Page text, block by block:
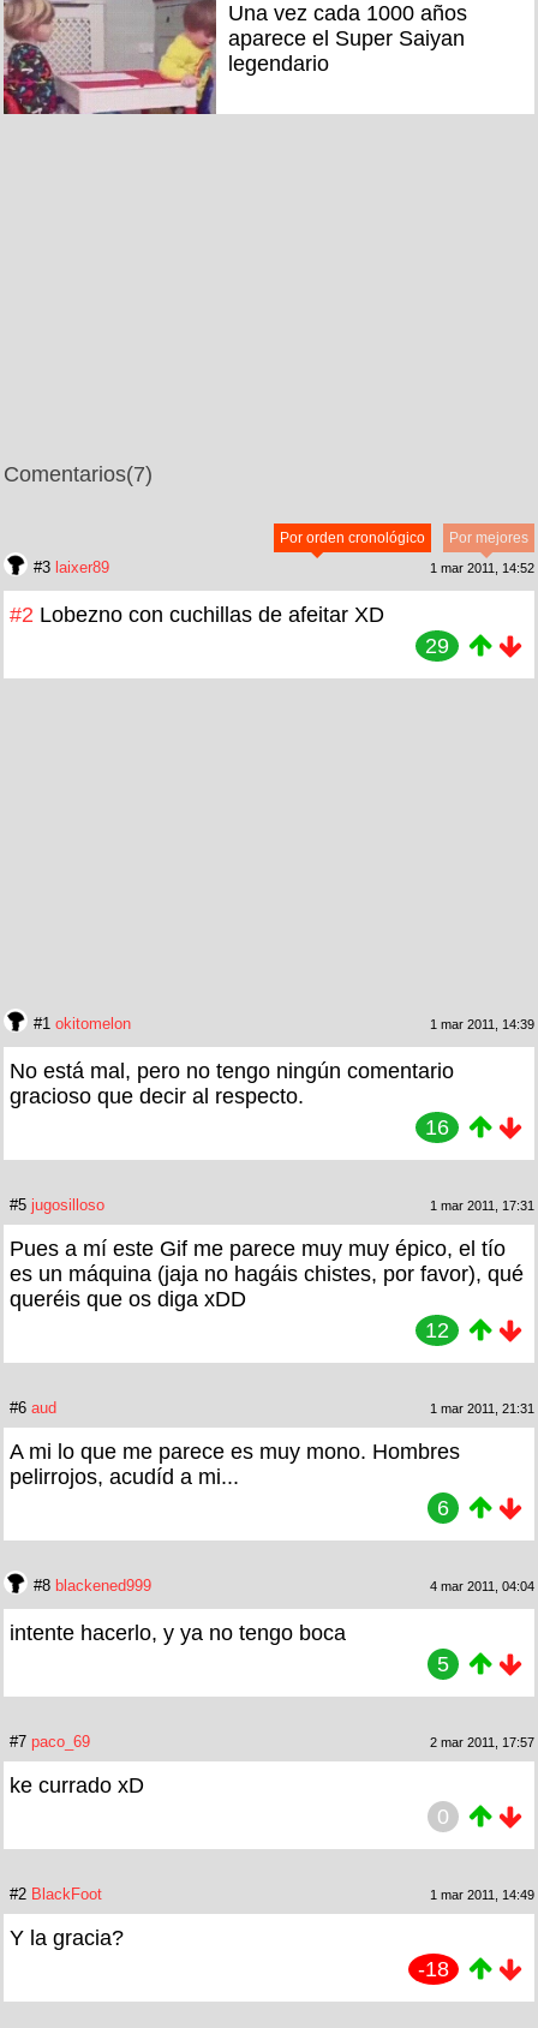
Una vez cada 1000 años
aparece el Super Saiyan
legendario
Comentarios(7)
Por mejores
Por orden cronológico
#3 laixer89 1 mar 2011, 14:52
#2 Lobezno con cuchillas de afeitar XD
29
#1 okitomelon 1 mar 2011, 14:39
No está mal, pero no tengo ningún comentario
gracioso que decir al respecto.
16
#5 jugosilloso 1 mar 2011, 17:31
Pues a mí este Gif me parece muy muy épico, el tío
es un máquina (jaja no hagáis chistes, por favor), qué
queréis que os diga xDD
12
#6 aud 1 mar 2011, 21:31
A mi lo que me parece es muy mono. Hombres
pelirrojos, acudíd a mi...
6
#8 blackened999 4 mar 2011, 04:04
intente hacerlo, y ya no tengo boca
5
#7 paco_69 2 mar 2011, 17:57
ke currado xD
0
#2 BlackFoot 1 mar 2011, 14:49
Y la gracia?
-18